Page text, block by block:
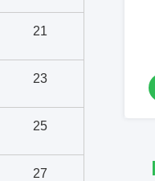
21
23
25
27